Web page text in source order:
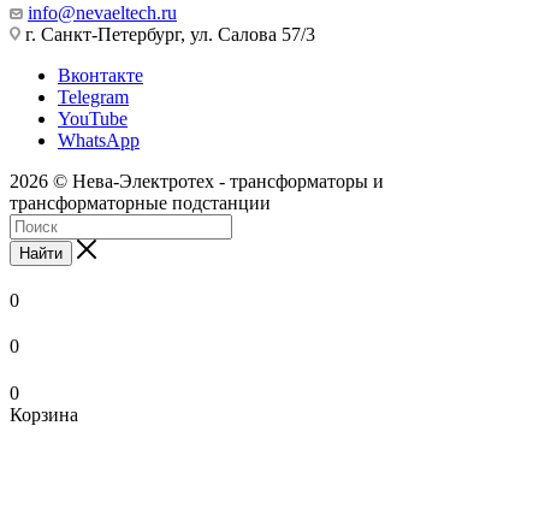
info@nevaeltech.ru
г. Санкт-Петербург, ул. Салова 57/3
Вконтакте
Telegram
YouTube
WhatsApp
2026 © Нева-Электротех - трансформаторы и
трансформаторные подстанции
Найти
0
0
0
Корзина